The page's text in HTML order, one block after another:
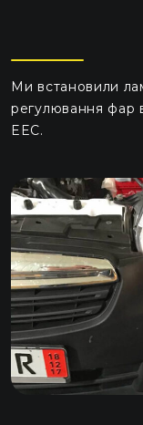
Ми встановили
регулювання фар
EEC.